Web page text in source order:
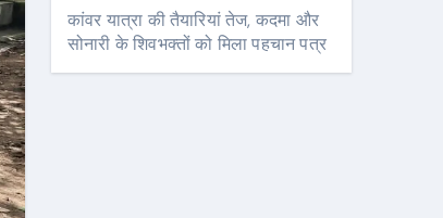
कांवर यात्रा की तैयारियां तेज, कदमा और
सोनारी के शिवभक्तों को मिला पहचान पत्र